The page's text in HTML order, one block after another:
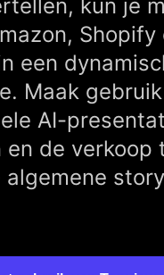
kun je
een
Maak
AI-
de verkoop
algemene